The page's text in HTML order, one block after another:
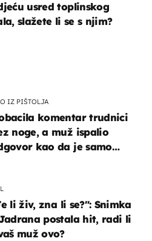
IZ PIŠTOLJA
komentar trudnici
noge, a muž ispalio
kao da je samo
li živ, zna li se?": Snimka
postala hit, radi li
muž ovo?
usred toplinskog
slažete li se s njim?